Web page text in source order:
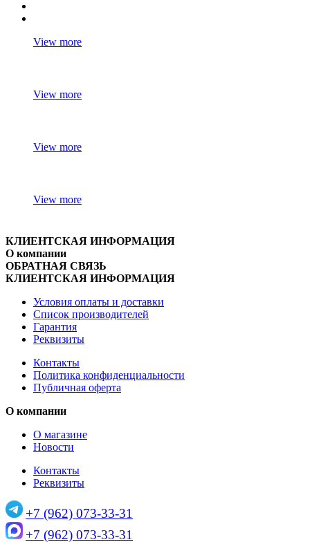
View more
View more
View more
View more
КЛИЕНТСКАЯ ИНФОРМАЦИЯ
О компании
ОБРАТНАЯ СВЯЗЬ
КЛИЕНТСКАЯ ИНФОРМАЦИЯ
Условия оплаты и доставки
Список производителей
Гарантия
Реквизиты
Контакты
Политика конфиденциальности
Публичная оферта
О компании
О магазине
Новости
Контакты
Реквизиты
+7 (962) 073-33-31
+7 (962) 073-33-31